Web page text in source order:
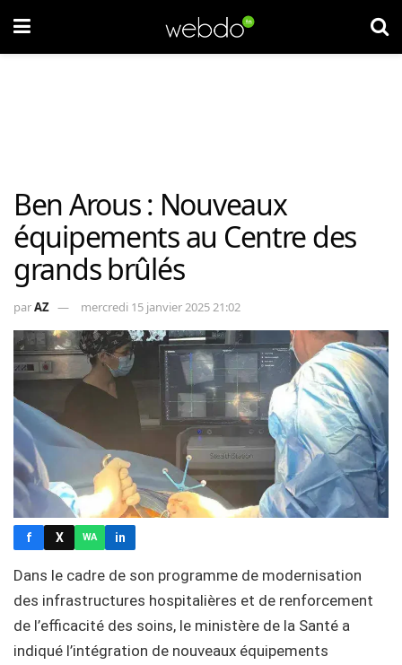
Ben Arous : Nouveaux
équipements au Centre des
grands brûlés
parAZ mercredi 15 janvier 2025 21:02
f X WA in
Dans le cadre de son programme de modernisation
des infrastructures hospitalières et de renforcement
de l’efficacité des soins, le ministère de la Santé a
indiqué l’intégration de nouveaux équipements